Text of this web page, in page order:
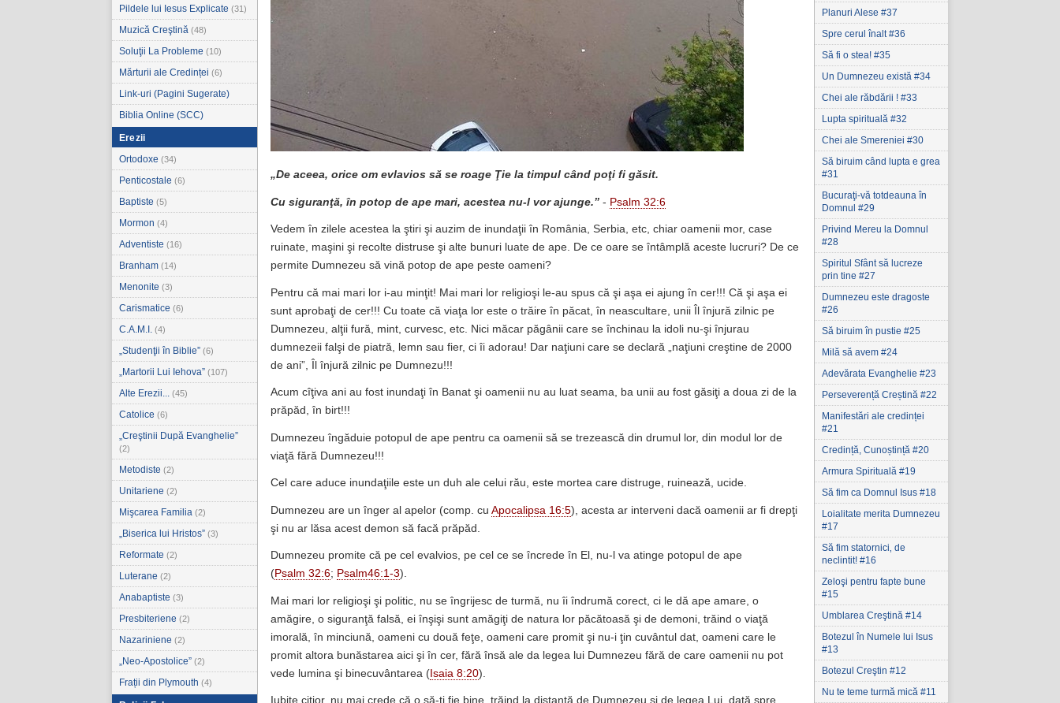
Pildele lui Iesus Explicate (31)
Muzică Creştină (48)
Soluţii La Probleme (10)
Mărturii ale Credinței (6)
Link-uri (Pagini Sugerate)
Biblia Online (SCC)
Erezii
Ortodoxe (34)
Penticostale (6)
Baptiste (5)
Mormon (4)
Adventiste (16)
Branham (14)
Menonite (3)
Carismatice (6)
C.A.M.I. (4)
„Studenţii în Biblie” (6)
„Martorii Lui Iehova” (107)
Alte Erezii... (45)
Catolice (6)
„Creştinii După Evanghelie”
(2)
Metodiste (2)
Unitariene (2)
Mişcarea Familia (2)
„Biserica lui Hristos” (3)
Reformate (2)
Luterane (2)
Anabaptiste (3)
Presbiteriene (2)
Nazariniene (2)
„Neo-Apostolice” (2)
Frații din Plymouth (4)
„De aceea, orice om evlavios să se roage Ţie la timpul când poţi fi găsit.
Cu siguranţă, în potop de ape mari, acestea nu-l vor ajunge.” - Psalm 32:6
Vedem în zilele acestea la ştiri şi auzim de inundaţii în România, Serbia, etc, chiar oamenii mor, case
ruinate, maşini şi recolte distruse şi alte bunuri luate de ape. De ce oare se întâmplă aceste lucruri? De ce
permite Dumnezeu să vină potop de ape peste oameni?
Pentru că mai mari lor i-au minţit! Mai mari lor religioşi le-au spus că şi aşa ei ajung în cer!!! Că şi aşa ei
sunt aprobaţi de cer!!! Cu toate că viaţa lor este o trăire în păcat, în neascultare, unii Îl înjură zilnic pe
Dumnezeu, alţii fură, mint, curvesc, etc. Nici măcar păgânii care se închinau la idoli nu-şi înjurau
dumnezeii falşi de piatră, lemn sau fier, ci îi adorau! Dar naţiuni care se declară „naţiuni creştine de 2000
de ani”, Îl înjură zilnic pe Dumnezu!!!
Acum cîţiva ani au fost inundaţi în Banat şi oamenii nu au luat seama, ba unii au fost găsiţi a doua zi de la
prăpăd, în birt!!!
Dumnezeu îngăduie potopul de ape pentru ca oamenii să se trezească din drumul lor, din modul lor de
viaţă fără Dumnezeu!!!
Cel care aduce inundaţiile este un duh ale celui rău, este mortea care distruge, ruinează, ucide.
Dumnezeu are un înger al apelor (comp. cu Apocalipsa 16:5), acesta ar interveni dacă oamenii ar fi drepţi
şi nu ar lăsa acest demon să facă prăpăd.
Dumnezeu promite că pe cel evalvios, pe cel ce se încrede în El, nu-l va atinge potopul de ape
(Psalm 32:6; Psalm46:1-3).
Mai mari lor religioşi şi politic, nu se îngrijesc de turmă, nu îi îndrumă corect, ci le dă ape amare, o
amăgire, o siguranţă falsă, ei înşişi sunt amăgiţi de natura lor păcătoasă şi de demoni, trăind o viaţă
imorală, în minciună, oameni cu două feţe, oameni care promit şi nu-i ţin cuvântul dat, oameni care le
promit altora bunăstarea aici şi în cer, fără însă ale da legea lui Dumnezeu fără de care oamenii nu pot
vede lumina şi binecuvântarea (Isaia 8:20).
Iubite citior, nu mai crede că o să-ţi fie bine, trăind la distanţă de Dumnezeu şi de legea Lui, dată spre
Planuri Alese #37
Spre cerul înalt #36
Să fi o stea! #35
Un Dumnezeu există #34
Chei ale răbdării ! #33
Lupta spirituală #32
Chei ale Smereniei #30
Să biruim când lupta e grea
#31
Bucuraţi-vă totdeauna în
Domnul #29
Privind Mereu la Domnul
#28
Spiritul Sfânt să lucreze
prin tine #27
Dumnezeu este dragoste
#26
Să biruim în pustie #25
Milă să avem #24
Adevărata Evanghelie #23
Perseverență Creștină #22
Manifestări ale credinței
#21
Credință, Cunoștință #20
Armura Spirituală #19
Să fim ca Domnul Isus #18
Loialitate merita Dumnezeu
#17
Să fim statornici‚ de
neclintit! #16
Zeloşi pentru fapte bune
#15
Umblarea Creştină #14
Botezul în Numele lui Isus
#13
Botezul Creştin #12
Nu te teme turmă mică #11